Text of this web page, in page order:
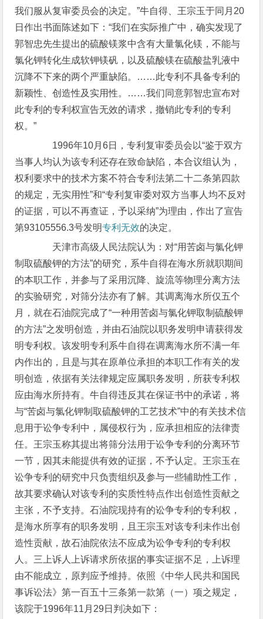
我们服从复审委员会的决定。”牛自得、王宗玉于同月20
日作出书面陈述如下：“我们在实际推广中，确实发现了
郭智忠先生提出的硫酸镁浆中含有大量氯化镁，不能与
氯化钾转化生成软钾镁矾，以及硫酸镁在硫酸盐乳液中
沉降不下来的两个严重缺陷。……此专利不具备专利的
新颖性、创造性及实用性。……我们同意郭智忠宣布对
此专利的专利权宣告无效的请求，撤销此专利的专利
权。”
1996年10月6日，专利复审委员会以“鉴于双方
当事人均认为该专利还存在致命缺陷，本合议组认为，
权利要求中的技术方案不符合专利法第二十二条第四款
的规定，无实用性”和“专利复审委对双方当事人均不反对
的证据，可以不再查证，予以采纳”为理由，作出了宣告
第93105556.3号发明专利无效的决定。
天津市高级人民法院认为：对“用苦卤与氯化钾
制取硫酸钾的方法”的研究，系牛自得在海水所就职期间
的本职工作，并参与了采用沉降、旋流等物理分离方法
的实验研究，对筛分法亦有了解。其调离海水所仅五个
月，就在石油院完成了“一种用苦卤与氯化钾取制硫酸钾
的方法”之发明创造，并由石油院以职务发明申请获得发
明专利权。该发明专利系牛自得在调离海水所不满一年
内作出的，且是与其在原单位承担的本职工作有关的发
明创造，依据有关法律规定应属职务发明，所获专利权
应由海水所持有。牛自得违反其在保证书中的承诺，将
与“苦卤与氯化钾制取硫酸钾的工艺技术”中的有关技术信
息用于讼争专利中，属侵权行为，应承担相应的法律责
任。王宗玉称其提出将筛分法用于讼争专利的分离环节
一节，因其未能提供有效的证据，不予认定。王宗玉在
讼争专利的研究中只负责组织及参与一些辅助性工作，
故其要求确认对该专利的实质性特点作出创造性贡献之
主张，不予支持。石油院现持有的讼争专利的专利权，
是海水所享有的职务发明，且王宗玉对该专利未作出创
造性贡献，故石油院依法不应成为讼争专利的专利权
人。三上诉人上诉请求所依据的事实证据不足，上诉理
由不能成立，原判应予维持。依照《中华人民共和国民
事诉讼法》第一百五十三条第一款第（一）项之规定，
该院于1996年11月29日判决如下：